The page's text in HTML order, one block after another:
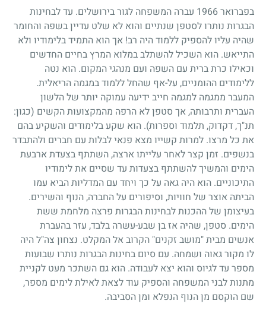
בפברואר1966 עברה המשפחה לגור בירושלים. עד לבחינות
הבגרות נותרו לסטפן שנתיים והוא לא שלט עדיין בשפה והחומר
שהיה עליו להספיק ללמוד היה רב! אך הוא התמיד בלימודיו ולא
התייאש. הוא השכיל להשתלב במלוא המרץ בחיים החדשים
וכאילו כרת ברית עם השפה ועם מנהגי המקום. הוא נטה
ללימודים ההומניים, על-אף שהחל ללמוד במגמה הריאלית.
המעבר ממגמה למגמה חייב ידיעה עמוקה יותר של הלשון
העברית ותרבותה, אך סטפן לא הרפה מהמקצועות הקשים (כגון:
תנ"ך, דקדוק, תלמוד וספרות). הוא שקע בלימודים והשקיע בהם
את כל מרצו. למרות קשייו מצא פנאי לבלות עם חברים ולהתבדר
בנשפים. זמן קצר לאחר עלייתו ארצה, השתתף בצעדת ארבעת
הימים והמשיך להשתתף בצעדות עד שסיים את לימודיו
התיכוניים. הוא היה גאה על כך ויחד עם המדליות הביא עמו
הביתה אוצר של חוויות, וסיפורים על החברה, הנוף והשירים.
בעיצומן של ההכנות לבחינות הבגרות פרצה מלחמת ששת
הימים. סטפן, שהיה אז בן שבע-עשרה בלבד, עזר בהעברת
אנשים מבית "מושב זקנים" הקרוב אל המקלט. נצחון צה"ל היה
לו מקור גאוה ושמחה. עם סיום בחינות הבגרות נותרו שבועות
מספר עד לגיוס והוא יצא לעבודה. הוא גם השתכר מעט לקניית
מתנות לבני המשפחה והספיק עוד לצאת לאילת לימים מספר,
שם הוקסם מן הנוף הנפלא ומן הסביבה.